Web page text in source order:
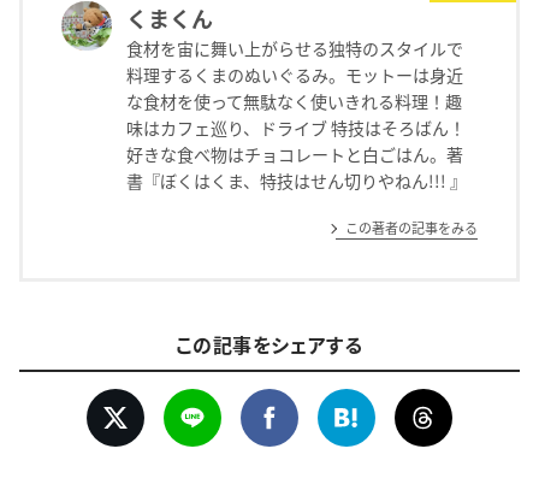
くまくん
食材を宙に舞い上がらせる独特のスタイルで
料理するくまのぬいぐるみ。モットーは身近
な食材を使って無駄なく使いきれる料理！趣
味はカフェ巡り、ドライブ 特技はそろばん！
好きな食べ物はチョコレートと白ごはん。著
書『ぼくはくま、特技はせん切りやねん!!! 』
この著者の記事をみる
この記事をシェアする